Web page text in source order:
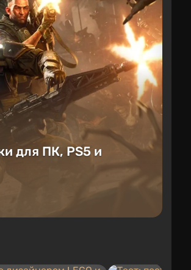
для ПК, PS5 и